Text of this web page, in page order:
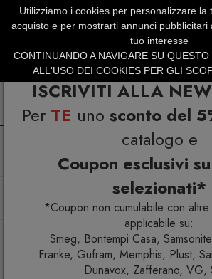
ISCRIVITI ALLA
Per TE uno sconto del
catalogo e
Coupon esclusivi
selezionati*
*Coupon non cumulabile con
applicabile su:
Smeg, Bontempi Casa,
Franke, Gufram, Memphis, Plust,
Dunavox, Zafferano, VG,
SERVIZIO CLIENTI
SUMMER SALES | Fino al
Arredo interno
Consolle Etico Plus
Utilizziamo i cookies per personalizzare la
acquisto e per mostrarti annunci pubblicitari
tuo interesse
CONTINUANDO A NAVIGARE SU
ALL'USO DEI COOKIES PER GLI